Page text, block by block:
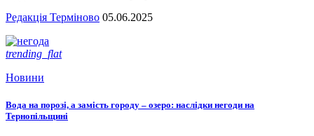
Редакція Терміново 05.06.2025
trending_flat
Новини
Вода на порозі, а замість городу – озеро: наслідки негоди на
Тернопільщині